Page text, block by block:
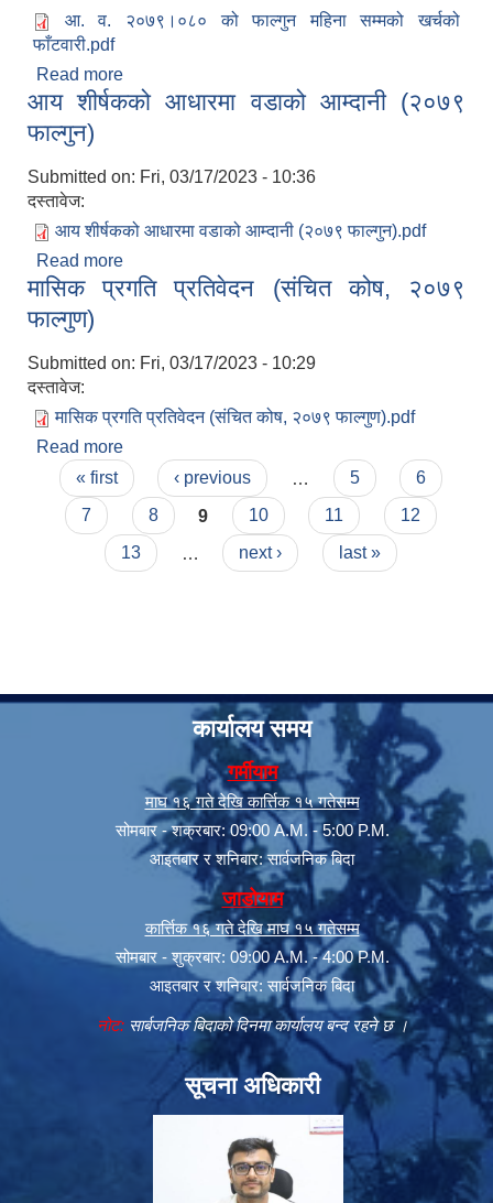
आ. व. २०७९।०८० को फाल्गुन महिना सम्मको खर्चको
फाँटवारी.pdf
Read more
खर्चको फाँटवारी
आय शीर्षकको आधारमा वडाको आम्दानी (२०७९
फाल्गुन)
Submitted on: Fri, 03/17/2023 - 10:36
दस्तावेज:
आय शीर्षकको आधारमा वडाको आम्दानी (२०७९ फाल्गुन).pdf
Read more
फाल्गुन)
मासिक प्रगति प्रतिवेदन (संचित कोष, २०७९
फाल्गुण)
Submitted on: Fri, 03/17/2023 - 10:29
दस्तावेज:
मासिक प्रगति प्रतिवेदन (संचित कोष, २०७९ फाल्गुण).pdf
Read more
फाल्गुण)
Pages
« first ‹ previous 5
6
7
8 9 10 11
12
13
next › last »
कार्यालय समय
गर्मीयाम
माघ १६ गते देखि कार्त्तिक १५ गतेसम्म
सोमबार - शक्रबार: 09:00 A.M. - 5:00 P.M.
आइतबार र शनिबार: सार्वजनिक बिदा
जाडोयाम
कार्त्तिक १६ गते देखि माघ १५ गतेसम्म
सोमबार - शुक्रबार: 09:00 A.M. - 4:00 P.M.
आइतबार र शनिबार: सार्वजनिक बिदा
नोट:सार्बजनिक बिदाको दिनमा कार्यालय बन्द रहने छ ।
सूचना अधिकारी